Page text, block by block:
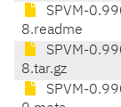
SPVM-
8.readme
SPVM-
8.tar.gz
SPVM-